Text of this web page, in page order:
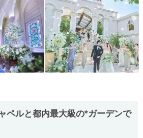
ペルと都内最大級の*ガーデンで